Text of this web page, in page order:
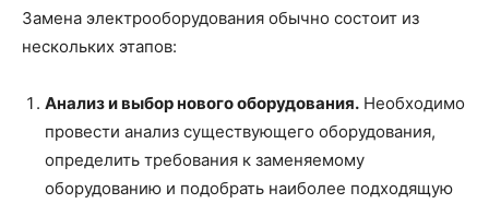
Замена электрооборудования обычно состоит из
нескольких этапов:
Анализ и выбор нового оборудования. Необходимо
провести анализ существующего оборудования,
определить требования к заменяемому
оборудованию и подобрать наиболее подходящую